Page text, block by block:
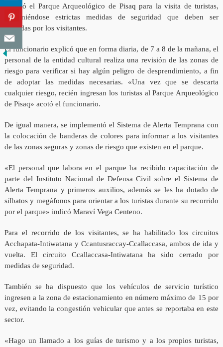
reabrió el Parque Arqueológico de Pisaq para la visita de turistas,
disponiéndose estrictas medidas de seguridad que deben ser
acatadas por los visitantes.
El funcionario explicó que en forma diaria, de 7 a 8 de la mañana, el
personal de la entidad cultural realiza una revisión de las zonas de
riesgo para verificar si hay algún peligro de desprendimiento, a fin
de adoptar las medidas necesarias. «Una vez que se descarta
cualquier riesgo, recién ingresan los turistas al Parque Arqueológico
de Pisaq» acotó el funcionario.
De igual manera, se implementó el Sistema de Alerta Temprana con
la colocación de banderas de colores para informar a los visitantes
de las zonas seguras y zonas de riesgo que existen en el parque.
«El personal que labora en el parque ha recibido capacitación de
parte del Instituto Nacional de Defensa Civil sobre el Sistema de
Alerta Temprana y primeros auxilios, además se les ha dotado de
silbatos y megáfonos para orientar a los turistas durante su recorrido
por el parque» indicó Maraví Vega Centeno.
Para el recorrido de los visitantes, se ha habilitado los circuitos
Acchapata-Intiwatana y Ccantusraccay-Ccallaccasa, ambos de ida y
vuelta. El circuito Ccallaccasa-Intiwatana ha sido cerrado por
medidas de seguridad.
También se ha dispuesto que los vehículos de servicio turístico
ingresen a la zona de estacionamiento en número máximo de 15 por
vez, evitando la congestión vehicular que antes se reportaba en este
sector.
«Hago un llamado a los guías de turismo y a los propios turistas,